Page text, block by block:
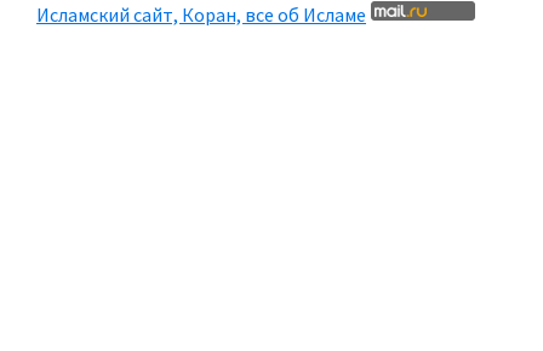
Исламский сайт, Коран, все об Исламе